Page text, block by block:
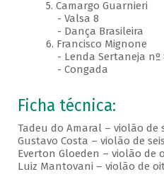
5. Camargo Guarnieri
- Valsa 8
- Dança Brasileira
6. Francisco Mignone
- Lenda Sertaneja nº
- Congada
Ficha técnica:
Tadeu do Amaral – violão de
Gustavo Costa – violão de
Everton Gloeden – violão de
Luiz Mantovani – violão de